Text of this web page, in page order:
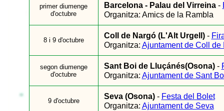
primer diumenge
d'octubre
Barcelona - Palau del Virreina-
Organitza: Amics de la Rambla
8 i 9 d'octubre
Coll de Nargó (L'Alt Urgell)-
Organitza: Ajuntament de Coll de
segon diumenge
d'octubre
Sant Boi de Lluçánés(Osona)-
Organitza: Ajuntament de Sant
9 d'octubre
Seva (Osona)- Festa del Bolet
Organitza: Ajuntament de Seva